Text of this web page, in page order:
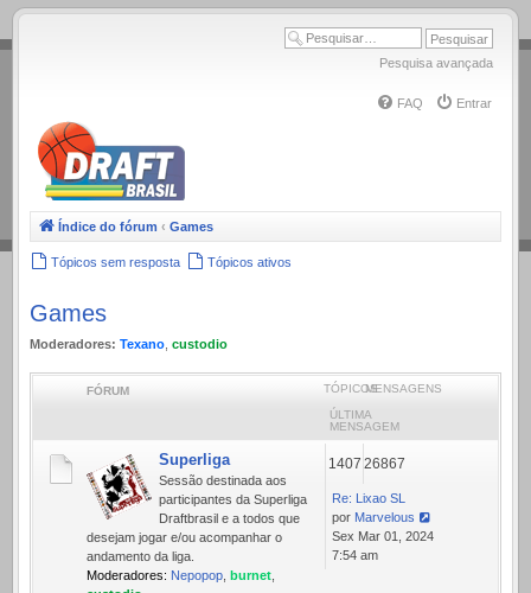
.
Pesquisa avançada
FAQ Entrar
Índice do fórum ‹ Games
Tópicos sem resposta Tópicos ativos
Games
Moderadores: Texano custodio
FÓRUM TÓPICOSMENSAGENS
ÚLTIMA
MENSAGEM
Superliga
Sessão destinada aos
participantes da Superliga
Draftbrasil e a todos que
desejam jogar e/ou acompanhar o
andamento da liga.
Moderadores: Nepopop burnet
1407 26867
Re: Lixao SL
por Marvelous
Ver
última
Sex Mar 01, 2024
7:54 am